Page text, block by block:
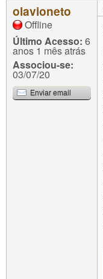
olavioneto
Offline
Último Acesso: 6
anos 1 mês atrás
Associou-se:
03/07/20
Enviar email